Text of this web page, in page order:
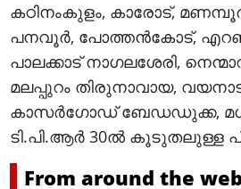
കഠിനംകുളം, കാരോട്,
പനവൂര്‍, പോത്തന്‍കോട്,
പാലക്കാട് നാഗലശേരി,
മലപ്പുറം തിരുനാവായ,
കാസര്‍ഗോഡ് ബേഡഡുക്ക,
ടി.പി.ആര്‍ 30ല്‍ കൂടുതലുള്ള
From around the